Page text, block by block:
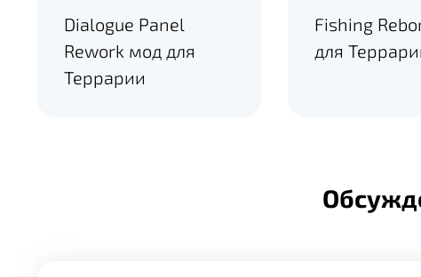
Dialogue Panel
Rework мод для
Террарии
Fishing
для